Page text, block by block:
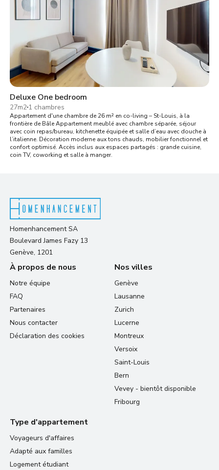
Deluxe One bedroom
27m2 1 chambres
Appartement d'une chambre de 26 m² en co-living – St-Louis, à la
frontière de Bâle Appartement meublé avec chambre séparée, séjour
avec coin repas/bureau, kitchenette équipée et salle d’eau avec douche à
l’italienne. Décoration moderne aux tons chauds, mobilier fonctionnel et
confort optimisé. Accès inclus aux espaces partagés : grande cuisine,
coin TV, coworking et salle à manger.
Homenhancement SA
Boulevard James Fazy 13
Genève, 1201
À propos de nous
Notre équipe
FAQ
Partenaires
Nous contacter
Déclaration des cookies
Nos villes
Genève
Lausanne
Zurich
Lucerne
Montreux
Versoix
Saint-Louis
Bern
Vevey - bientôt disponible
Fribourg
Type d'appartement
Voyageurs d'affaires
Adapté aux familles
Logement étudiant